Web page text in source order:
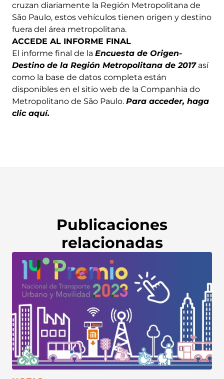
cruzan diariamente la Región Metropolitana de
São Paulo, estos vehículos tienen origen y destino
fuera del área metropolitana.
ACCEDE AL INFORME FINAL
El informe final de la Encuesta de Origen-
Destino de la Región Metropolitana de 2017así
como la base de datos completa están
disponibles en el sitio web de la Companhia do
Metropolitano de São Paulo. Para acceder, haga
clic aquí.
Publicaciones
relacionadas